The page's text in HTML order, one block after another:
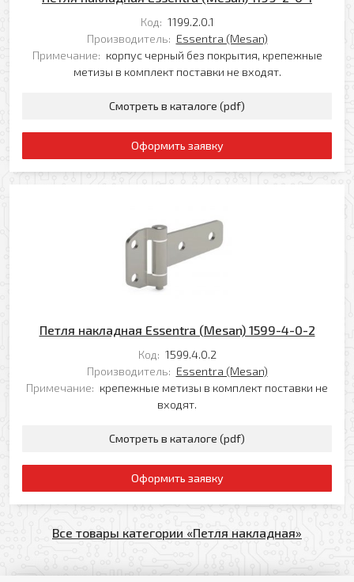
Код: 1199.2.0.1
Производитель: Essentra (Mesan)
Примечание: корпус черный без покрытия, крепежные
метизы в комплект поставки не входят.
Смотреть в каталоге (pdf)
Оформить заявку
Петля накладная Essentra (Mesan) 1599-4-0-2
Код: 1599.4.0.2
Производитель: Essentra (Mesan)
Примечание: крепежные метизы в комплект поставки не
входят.
Смотреть в каталоге (pdf)
Оформить заявку
Все товары категории «Петля накладная»